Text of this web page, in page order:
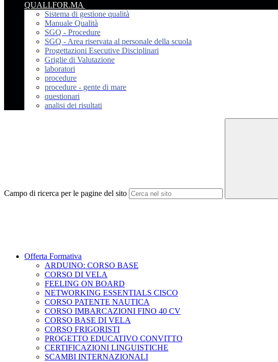
QUALI.FOR.MA
Sistema di gestione qualità
Manuale Qualità
SGQ - Procedure
SGQ - Area riservata al personale della scuola
Progettazioni Esecutive Disciplinari
Griglie di Valutazione
laboratori
procedure
procedure - gente di mare
questionari
analisi dei risultati
Campo di ricerca per le pagine del sito
Offerta Formativa
ARDUINO: CORSO BASE
CORSO DI VELA
FEELING ON BOARD
NETWORKING ESSENTIALS CISCO
CORSO PATENTE NAUTICA
CORSO IMBARCAZIONI FINO 40 CV
CORSO BASE DI VELA
CORSO FRIGORISTI
PROGETTO EDUCATIVO CONVITTO
CERTIFICAZIONI LINGUISTICHE
SCAMBI INTERNAZIONALI